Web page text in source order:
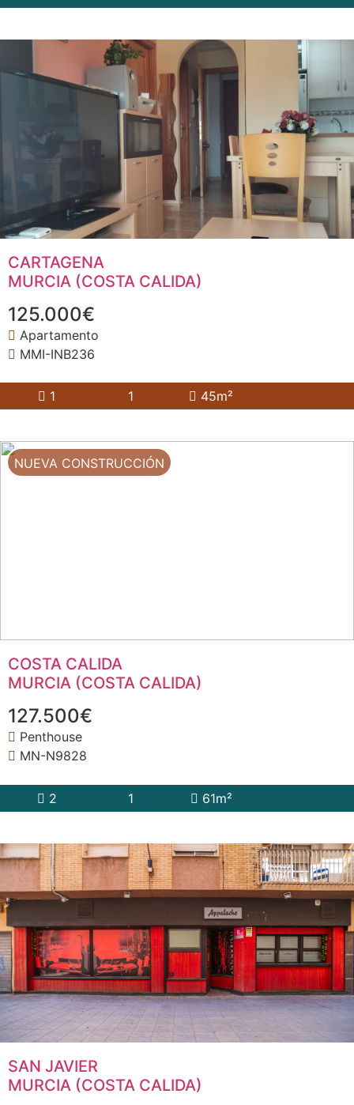
CARTAGENA
MURCIA (COSTA CALIDA)
125.000€
Apartamento
MMI-INB236
1 1 45m²
NUEVA CONSTRUCCIÓN
COSTA CALIDA
MURCIA (COSTA CALIDA)
127.500€
Penthouse
MN-N9828
2 1 61m²
SAN JAVIER
MURCIA (COSTA CALIDA)